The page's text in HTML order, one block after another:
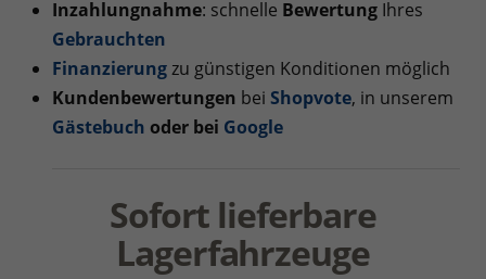
Inzahlungnahme: schnelle Bewertung Ihres
Gebrauchten
Finanzierungzu günstigen Konditionen möglich
Kundenbewertungen bei Shopvote, in unserem
Gästebuch oder bei Google
Sofort lieferbare
Lagerfahrzeuge